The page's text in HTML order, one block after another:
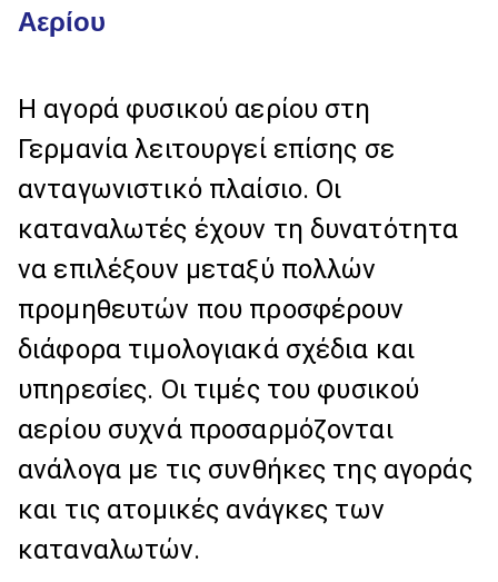
Αερίου
Η αγορά φυσικού αερίου στη
Γερμανία λειτουργεί επίσης σε
ανταγωνιστικό πλαίσιο. Οι
καταναλωτές έχουν τη δυνατότητα
να επιλέξουν μεταξύ πολλών
προμηθευτών που προσφέρουν
διάφορα τιμολογιακά σχέδια και
υπηρεσίες. Οι τιμές του φυσικού
αερίου συχνά προσαρμόζονται
ανάλογα με τις συνθήκες της αγοράς
και τις ατομικές ανάγκες των
καταναλωτών.